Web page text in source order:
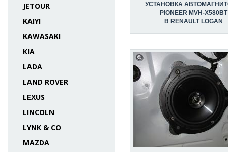
JETOUR
KAIYI
KAWASAKI
KIA
LADA
LAND ROVER
LEXUS
LINCOLN
LYNK & CO
MAZDA
УСТАНОВКА
PIONEER MVH-X580BT
В RENAULT LOGAN